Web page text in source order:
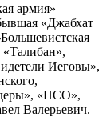
армия»
«Джабхат
Иеговы»,
«НСО»,
Валерьевич.